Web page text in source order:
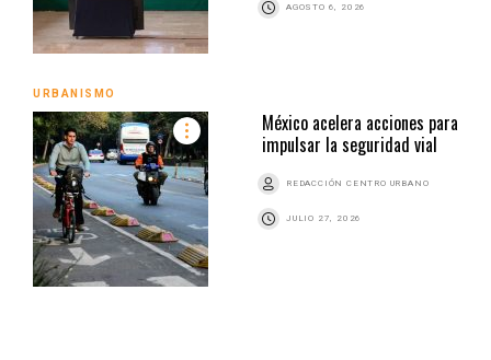
AGOSTO 6, 2026
URBANISMO
México acelera acciones para
impulsar la seguridad vial
REDACCIÓN CENTRO URBANO
JULIO 27, 2026